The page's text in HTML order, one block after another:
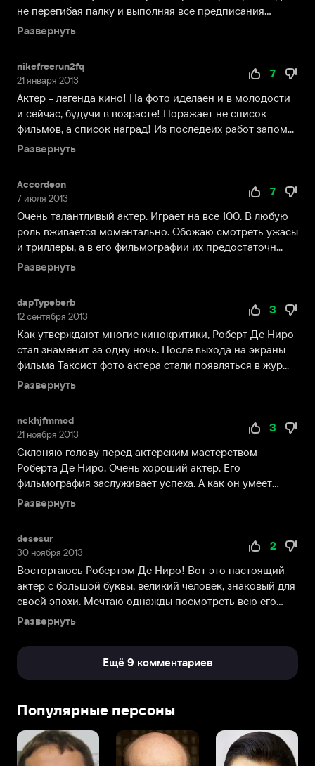
Де
Ниро
Вирджинии
Адмирал,
также
художницы.
Но
спустя
года
пара
рассталась.
Детство
Роберта
прошло
итальянских
иммигрантов,
где
у
него
из-
бледного
вида
была
кличка
Бобби-
Уже
возрасте
десяти
лет
юный
Де
Ниро
на
в
постановке
волшебник
из
не перегибая палку и выполняя все предписания
режи...
Развернуть
nikefreerun2fq
21 января 2013
7
Актер - легенда кино! На фото иделаен и в молодости
и сейчас, будучи в возрасте! Поражает не список
фильмов, а список наград! Из последеих работ запом...
Развернуть
Accordeon
7 июля 2013
7
Очень талантливый актер. Играет на все 100. В любую
роль вживается моментально. Обожаю смотреть ужасы
и триллеры, а в его фильмографии их предостаточн...
Развернуть
dapTypeberb
12 сентября 2013
3
Как утверждают многие кинокритики, Роберт Де Ниро
стал знаменит за одну ночь. После выхода на экраны
фильма Таксист фото актера стали появляться в жур...
Развернуть
nckhjfmmod
21 ноября 2013
3
Склоняю голову перед актерским мастерством
Роберта Де Ниро. Очень хороший актер. Его
фильмография заслуживает успеха. А как он умеет
перевоплощаться, ...
Развернуть
desesur
30 ноября 2013
2
Восторгаюсь Робертом Де Ниро! Вот это настоящий
актер с большой буквы, великий человек, знаковый для
своей эпохи. Мечтаю однажды посмотреть всю его
фи...
Развернуть
Ещё 9 комментариев
Популярные персоны